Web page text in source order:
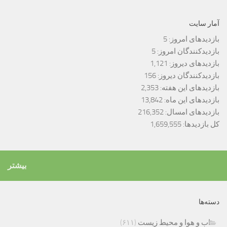
آمار سایت
بازدیدهای امروز: 5
بازدیدکنندگان امروز: 5
بازدیدهای دیروز: 1,121
بازدیدکنندگان دیروز: 156
بازدیدهای این هفته: 2,353
بازدیدهای این ماه: 13,842
بازدیدهای امسال: 216,352
کل بازدیدها: 1,659,555
بیشتر
دسته‌ها
اب و هوا و محیط زیست (۶۱۱)